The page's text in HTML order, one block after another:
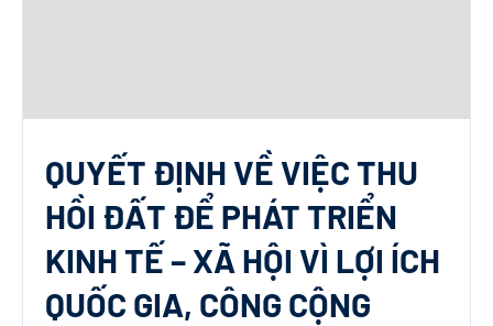
QUYẾT ĐỊNH VỀ VIỆC THU
HỒI ĐẤT ĐỂ PHÁT TRIỂN
KINH TẾ – XÃ HỘI VÌ LỢI ÍCH
QUỐC GIA, CÔNG CỘNG